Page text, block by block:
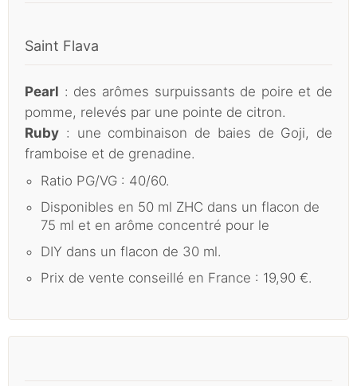
Saint Flava
Pearl : des arômes surpuissants de poire et de
pomme, relevés par une pointe de citron.
Ruby : une combinaison de baies de Goji, de
framboise et de grenadine.
Ratio PG/VG : 40/60.
Disponibles en 50 ml ZHC dans un flacon de
75 ml et en arôme concentré pour le
DIY dans un flacon de 30 ml.
Prix de vente conseillé en France : 19,90 €.